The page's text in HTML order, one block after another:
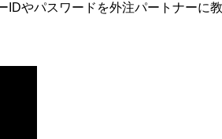
やパスワードを外注パートナーに